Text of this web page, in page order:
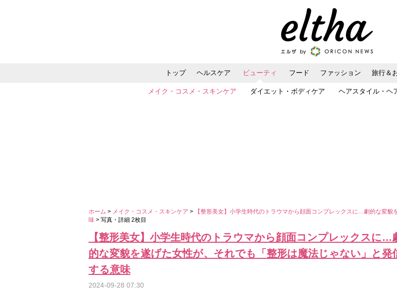
トップ ヘルスケア ビューティ
メイク・コスメ・スキンケア ダイエット・ボディケア ヘアスタイル・ヘ
フード ファッション 旅行＆
ホーム > メイク・コスメ・スキンケア >
【整形美女】小学生時代のトラウマから顔面コンプレックスに…劇的な変
味 > 写真・詳細 2枚目
【整形美女】小学生時代のトラウマから顔面コンプレックスに…
的な変貌を遂げた女性が、それでも「整形は魔法じゃない」と発
する意味
2024-09-28 07:30